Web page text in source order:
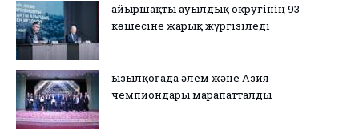
Қайыршақты ауылдық округінің 93
көшесіне жарық жүргізіледі
Қызылқоғада әлем және Азия
чемпиондары марапатталды